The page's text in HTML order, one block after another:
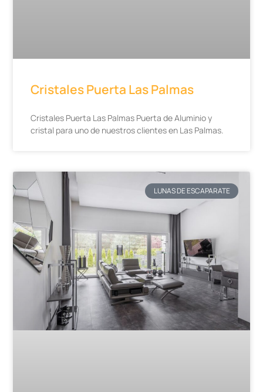
Cristales Puerta Las Palmas
Cristales Puerta Las Palmas Puerta de Aluminio y
cristal para uno de nuestros clientes en Las Palmas.
LUNAS DE ESCAPARATE